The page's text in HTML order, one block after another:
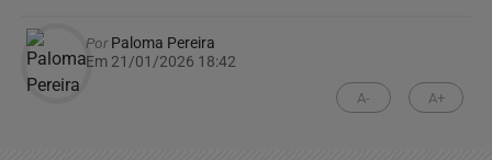
PorPaloma Pereira
Em 21/01/2026 18:42
A- A+